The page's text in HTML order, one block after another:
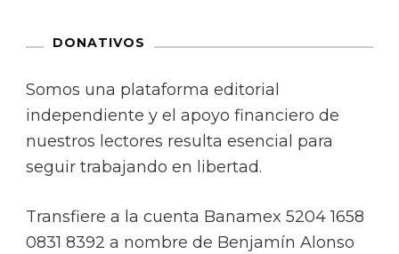
DONATIVOS
Somos una plataforma editorial
independiente y el apoyo financiero de
nuestros lectores resulta esencial para
seguir trabajando en libertad.
Transfiere a la cuenta Banamex 5204 1658
0831 8392 a nombre de Benjamín Alonso